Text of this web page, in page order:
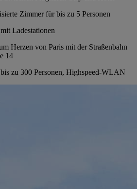
Zimmer für bis zu 5 Personen
Ladestationen
Herzen von Paris mit der Straßenbahn
14
zu 300 Personen, Highspeed-WLAN